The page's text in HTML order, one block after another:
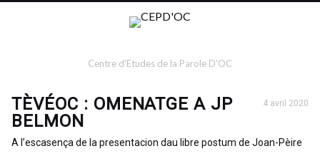
Centre d'Etudes de la Parole D'OC
TÈVÉOC : OMENATGE A JP
BELMON
4 avril 2020
A l’escasença de la presentacion dau libre postum de Joan-Pèire